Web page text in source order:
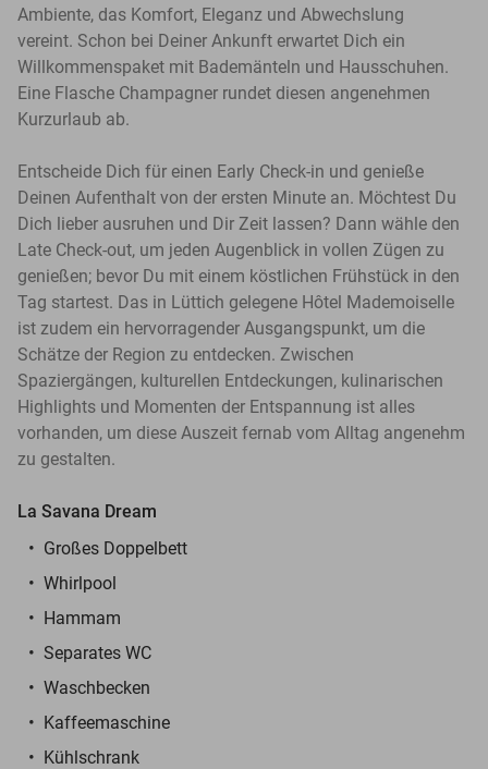
Ambiente, das Komfort, Eleganz und Abwechslung
vereint. Schon bei Deiner Ankunft erwartet Dich ein
Willkommenspaket mit Bademänteln und Hausschuhen.
Eine Flasche Champagner rundet diesen angenehmen
Kurzurlaub ab.
Entscheide Dich für einen Early Check-in und genieße
Deinen Aufenthalt von der ersten Minute an. Möchtest Du
Dich lieber ausruhen und Dir Zeit lassen? Dann wähle den
Late Check-out, um jeden Augenblick in vollen Zügen zu
genießen; bevor Du mit einem köstlichen Frühstück in den
Tag startest. Das in Lüttich gelegene Hôtel Mademoiselle
ist zudem ein hervorragender Ausgangspunkt, um die
Schätze der Region zu entdecken. Zwischen
Spaziergängen, kulturellen Entdeckungen, kulinarischen
Highlights und Momenten der Entspannung ist alles
vorhanden, um diese Auszeit fernab vom Alltag angenehm
zu gestalten.
La Savana Dream
Großes Doppelbett
Whirlpool
Hammam
Separates WC
Waschbecken
Kaffeemaschine
Kühlschrank